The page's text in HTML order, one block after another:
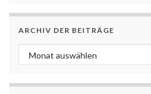
ARCHIV DER BEITRÄGE
Archiv der Beiträge